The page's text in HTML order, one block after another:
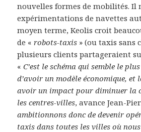
nouvelles formes de mobilités. Il
expérimentations de navettes
moyen terme, Keolis croit
de « robots-taxis » (ou taxis sans
plusieurs clients partageraient
«C’est le schéma qui semble le
d’avoir un modèle économique, et
avoir un impact pour diminuer la
les centres-villes, avance Jean-
ambitionnons donc de devenir
taxis dans toutes les villes où nous